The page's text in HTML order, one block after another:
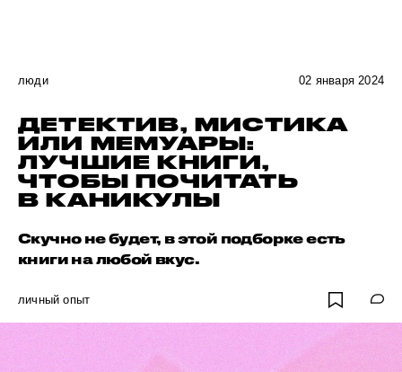
люди 02 января 2024
ДЕТЕКТИВ, МИСТИКА
ИЛИ МЕМУАРЫ:
ЛУЧШИЕ КНИГИ,
ЧТОБЫ ПОЧИТАТЬ
В КАНИКУЛЫ
Скучно не будет, в этой подборке есть
книги на любой вкус.
личный опыт